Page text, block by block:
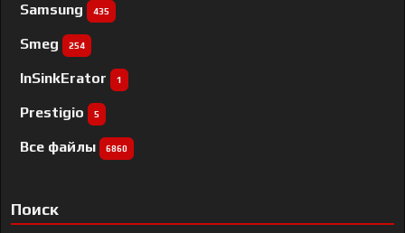
Samsung 435
Smeg 254
InSinkErator 1
Prestigio 5
Все файлы 6860
Поиск